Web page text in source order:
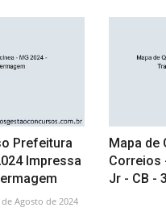
Prefeitura
Impressa
de Agosto de 2024
Mapa de
Correios
Jr - CB -